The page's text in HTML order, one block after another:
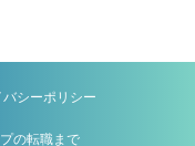
バシーポリシー
の転職まで